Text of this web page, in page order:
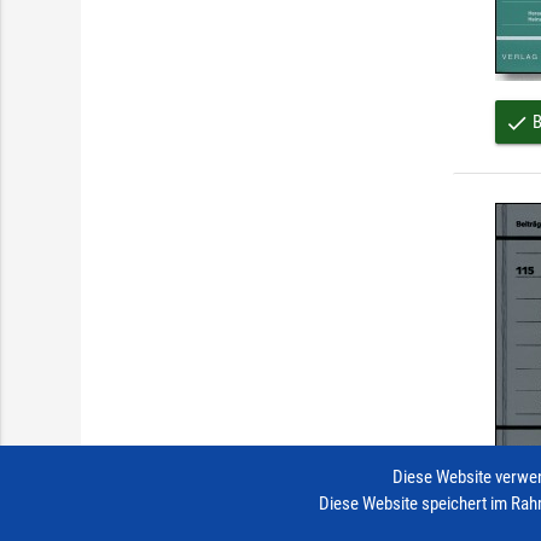
done
done
Diese Website
Diese Website speichert im